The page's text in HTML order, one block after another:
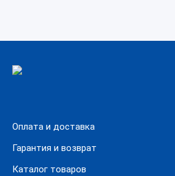
Оплата и доставка
Гарантия и возврат
Каталог товаров